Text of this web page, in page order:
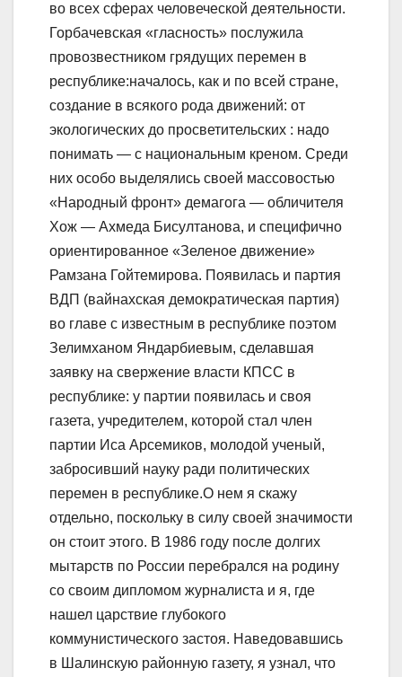
во всех сферах человеческой деятельности.
Горбачевская «гласность» послужила
провозвестником грядущих перемен в
республике:началось, как и по всей стране,
создание в всякого рода движений: от
экологических до просветительских : надо
понимать — с национальным креном. Среди
них особо выделялись своей массовостью
«Народный фронт» демагога — обличителя
Хож — Ахмеда Бисултанова, и специфично
ориентированное «Зеленое движение»
Рамзана Гойтемирова. Появилась и партия
ВДП (вайнахская демократическая партия)
во главе с известным в республике поэтом
Зелимханом Яндарбиевым, сделавшая
заявку на свержение власти КПСС в
республике: у партии появилась и своя
газета, учредителем, которой стал член
партии Иса Арсемиков, молодой ученый,
забросивший науку ради политических
перемен в республике.О нем я скажу
отдельно, поскольку в силу своей значимости
он стоит этого. В 1986 году после долгих
мытарств по России перебрался на родину
со своим дипломом журналиста и я, где
нашел царствие глубокого
коммунистического застоя. Наведовавшись
в Шалинскую районную газету, я узнал, что